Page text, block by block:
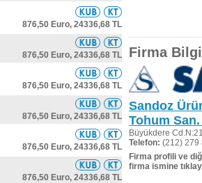
876,50 Euro, 24336,68 TL
876,50 Euro, 24336,68 TL
876,50 Euro, 24336,68 TL
876,50 Euro, 24336,68 TL
876,50 Euro, 24336,68 TL
876,50 Euro, 24336,68 TL
Firma
Sandoz
Tohum San.
Büyükdere
Telefon: (212) 279
Firma profili ve
firma ismine